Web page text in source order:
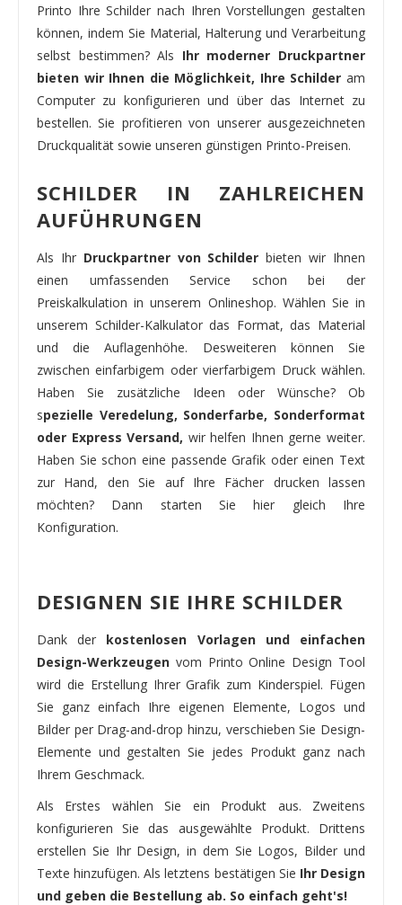
Printo Ihre Schilder nach Ihren Vorstellungen gestalten
können, indem Sie Material, Halterung und Verarbeitung
selbst bestimmen? Als Ihr moderner Druckpartner
bieten wir Ihnen die Möglichkeit, Ihre Schilder am
Computer zu konfigurieren und über das Internet zu
bestellen. Sie profitieren von unserer ausgezeichneten
Druckqualität sowie unseren günstigen Printo-Preisen.
SCHILDER IN ZAHLREICHEN
AUFÜHRUNGEN
Als Ihr Druckpartner von Schilderbieten wir Ihnen
einen umfassenden Service schon bei der
Preiskalkulation in unserem Onlineshop. Wählen Sie in
unserem Schilder-Kalkulator das Format, das Material
und die Auflagenhöhe. Desweiteren können Sie
zwischen einfarbigem oder vierfarbigem Druck wählen.
Haben Sie zusätzliche Ideen oder Wünsche? Ob
spezielle Veredelung, Sonderfarbe, Sonderformat
oder Express Versand, wir helfen Ihnen gerne weiter.
Haben Sie schon eine passende Grafik oder einen Text
zur Hand, den Sie auf Ihre Fächer drucken lassen
möchten? Dann starten Sie hier gleich Ihre
Konfiguration.
DESIGNEN SIE IHRE SCHILDER
Dank der kostenlosen Vorlagen und einfachen
Design-Werkzeugen vom Printo Online Design Tool
wird die Erstellung Ihrer Grafik zum Kinderspiel. Fügen
Sie ganz einfach Ihre eigenen Elemente, Logos und
Bilder per Drag-and-drop hinzu, verschieben Sie Design-
Elemente und gestalten Sie jedes Produkt ganz nach
Ihrem Geschmack.
Als Erstes wählen Sie ein Produkt aus. Zweitens
konfigurieren Sie das ausgewählte Produkt. Drittens
erstellen Sie Ihr Design, in dem Sie Logos, Bilder und
Texte hinzufügen. Als letztens bestätigen Sie Ihr Design
und geben die Bestellung ab. So einfach geht's!